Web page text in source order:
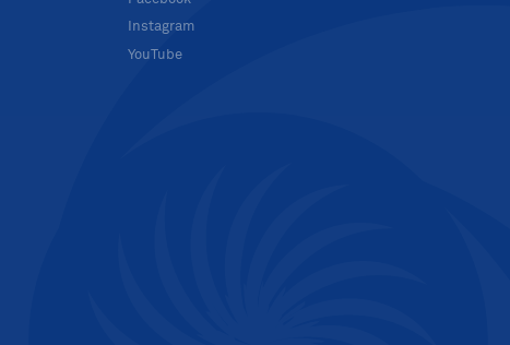
Instagram
YouTube